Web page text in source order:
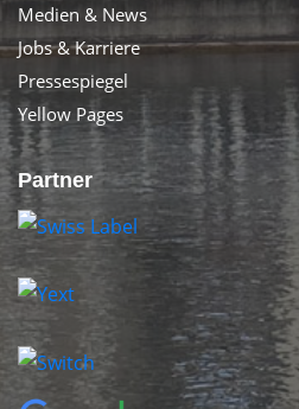
Medien & News
Jobs & Karriere
Pressespiegel
Yellow Pages
Partner